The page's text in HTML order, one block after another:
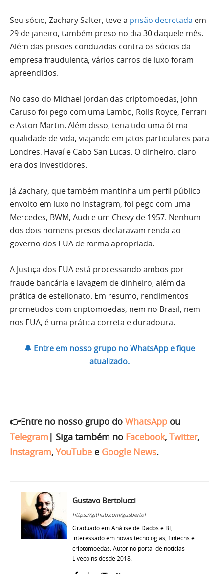
Seu sócio, Zachary Salter, teve a prisão decretada em
29 de janeiro, também preso no dia 30 daquele mês.
Além das prisões conduzidas contra os sócios da
empresa fraudulenta, vários carros de luxo foram
apreendidos.
No caso do Michael Jordan das criptomoedas, John
Caruso foi pego com uma Lambo, Rolls Royce, Ferrari
e Aston Martin. Além disso, teria tido uma ótima
qualidade de vida, viajando em jatos particulares para
Londres, Havaí e Cabo San Lucas. O dinheiro, claro,
era dos investidores.
Já Zachary, que também mantinha um perfil público
envolto em luxo no Instagram, foi pego com uma
Mercedes, BWM, Audi e um Chevy de 1957. Nenhum
dos dois homens presos declaravam renda ao
governo dos EUA de forma apropriada.
A Justiça dos EUA está processando ambos por
fraude bancária e lavagem de dinheiro, além da
prática de estelionato. Em resumo, rendimentos
prometidos com criptomoedas, nem no Brasil, nem
nos EUA, é uma prática correta e duradoura.
🔔 Entre em nosso grupo no WhatsApp e fique
atualizado.
👉Entre no nosso grupo do WhatsApp ou
Telegram | Siga também no Facebook, Twitter,
Instagram, YouTube e Google News.
Gustavo Bertolucci
https://github.com/gusbertol
Graduado em Análise de Dados e BI,
interessado em novas tecnologias, fintechs e
criptomoedas. Autor no portal de notícias
Livecoins desde 2018.